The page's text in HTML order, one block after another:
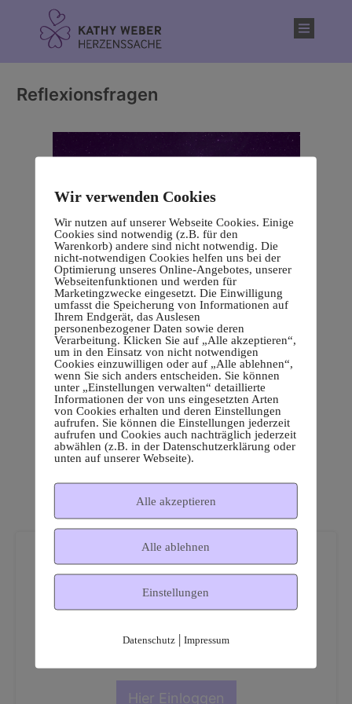
Reflexionsfragen
Dies ist ein geschützter
Mitgliederbereich!
Hier Einloggen
Wir verwenden Cookies
Wir nutzen auf unserer Webseite Cookies. Einige
Cookies sind notwendig (z.B. für den
Warenkorb) andere sind nicht notwendig. Die
nicht-notwendigen Cookies helfen uns bei der
Optimierung unseres Online-Angebotes, unserer
Webseitenfunktionen und werden für
Marketingzwecke eingesetzt. Die Einwilligung
umfasst die Speicherung von Informationen auf
Ihrem Endgerät, das Auslesen
personenbezogener Daten sowie deren
Verarbeitung. Klicken Sie auf „Alle akzeptieren“,
um in den Einsatz von nicht notwendigen
Cookies einzuwilligen oder auf „Alle ablehnen“,
wenn Sie sich anders entscheiden. Sie können
unter „Einstellungen verwalten“ detaillierte
Informationen der von uns eingesetzten Arten
von Cookies erhalten und deren Einstellungen
aufrufen. Sie können die Einstellungen jederzeit
aufrufen und Cookies auch nachträglich jederzeit
abwählen (z.B. in der Datenschutzerklärung oder
unten auf unserer Webseite).
Alle akzeptieren
Alle ablehnen
Einstellungen
Datenschutz| Impressum